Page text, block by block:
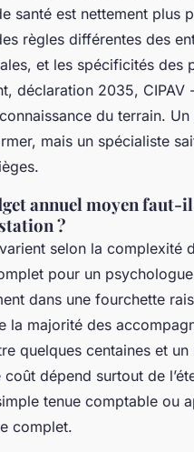
santé est nettement plus
règles différentes des
et les spécificités des
déclaration 2035, CIPAV
du terrain.
mais un spécialiste
annuel moyen
?
selon la complexité
pour un
dans une fourchette
la majorité des
quelques centaines et un
coût dépend surtout de
tenue comptable ou
complet.